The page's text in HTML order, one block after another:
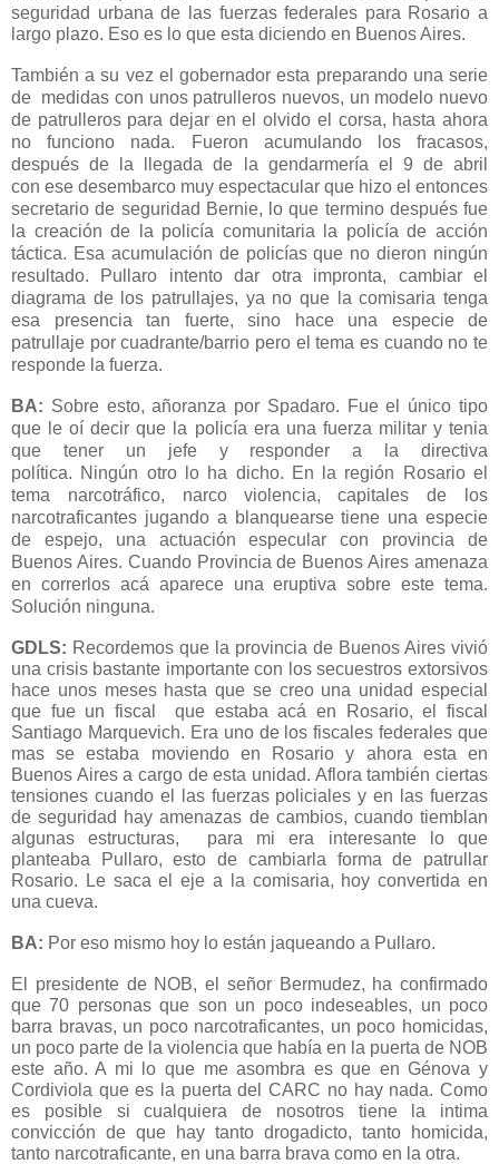
seguridad urbana de las fuerzas federales para Rosario a
largo plazo. Eso es lo que esta diciendo en Buenos Aires.
También a su vez el gobernador esta preparando una serie
de medidas con unos patrulleros nuevos, un modelo nuevo
de patrulleros para dejar en el olvido el corsa, hasta ahora
no funciono nada. Fueron acumulando los fracasos,
después de la llegada de la gendarmería el 9 de abril
con ese desembarco muy espectacular que hizo el entonces
secretario de seguridad Bernie, lo que termino después fue
la creación de la policía comunitaria la policía de acción
táctica. Esa acumulación de policías que no dieron ningún
resultado. Pullaro intento dar otra impronta, cambiar el
diagrama de los patrullajes, ya no que la comisaria tenga
esa presencia tan fuerte, sino hace una especie de
patrullaje por cuadrante/barrio pero el tema es cuando no te
responde la fuerza.
BA: Sobre esto, añoranza por Spadaro. Fue el único tipo
que leoí decir que la policía era una fuerza militar y tenia
que tener un jefe y responder a la directiva
política. Ningún otro lo ha dicho. En la región Rosario el
tema narcotráfico, narco violencia, capitales de los
narcotraficantes jugando a blanquearse tiene una especie
de espejo, una actuación especular con provincia de
Buenos Aires. Cuando Provincia de Buenos Aires amenaza
en correrlos acá aparece una eruptiva sobre este tema.
Solución ninguna.
GDLS: Recordemos que la provincia de Buenos Aires vivió
una crisis bastante importante con los secuestros extorsivos
hace unos meses hasta que se creo una unidad especial
que fue un fiscal que estaba acá en Rosario, el fiscal
Santiago Marquevich. Era uno de los fiscales federales que
mas se estaba moviendo en Rosario y ahora esta en
Buenos Aires a cargo de esta unidad. Aflora también ciertas
tensiones cuando el las fuerzas policiales y en las fuerzas
de seguridad hay amenazas de cambios, cuando tiemblan
algunas estructuras, para mi era interesante lo que
planteaba Pullaro, esto de cambiarla forma de patrullar
Rosario. Le saca el eje a la comisaria, hoy convertida en
una cueva.
BA: Por eso mismo hoy lo están jaqueando a Pullaro.
El presidente de NOB, el señor Bermudez, ha confirmado
que 70 personas que son un poco indeseables, un poco
barra bravas, un poco narcotraficantes, un poco homicidas,
un poco parte de la violencia que había en la puerta de NOB
este año. A mi lo que me asombra es que en Génova y
Cordiviola que es la puerta del CARC no hay nada. Como
es posible si cualquiera de nosotros tiene la intima
convicción de que hay tanto drogadicto, tanto homicida,
tanto narcotraficante, en una barra brava como en la otra.